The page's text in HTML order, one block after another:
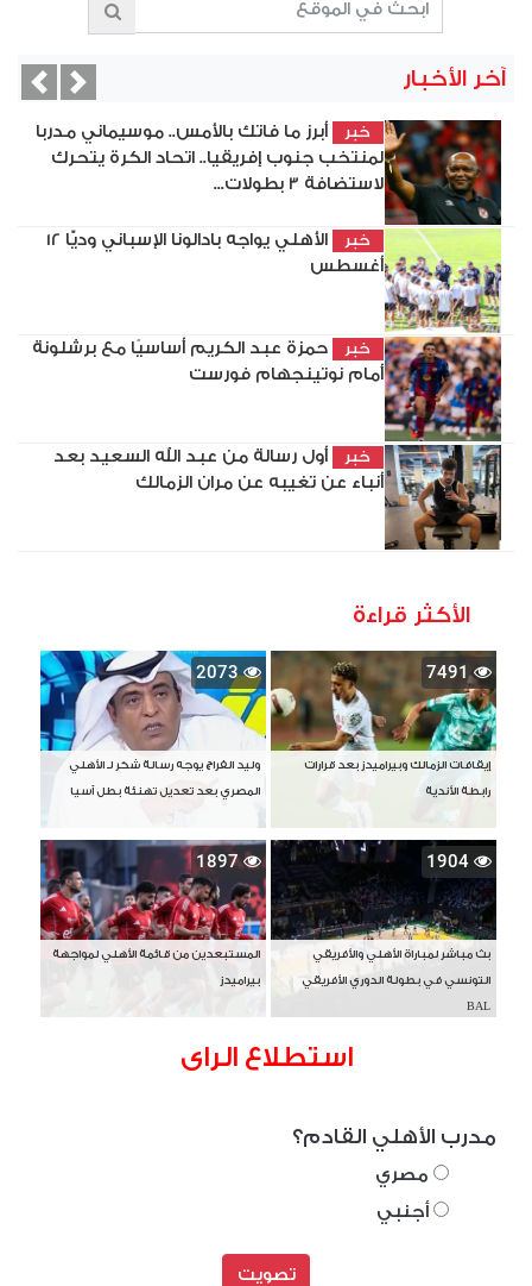
آخر الأخبار
خبر
أبرز ما فاتك بالأمس.. موسيماني مدربا
لمنتخب جنوب إفريقيا.. اتحاد الكرة يتحرك
لاستضافة 3 بطولات...
خبر
الأهلي يواجه بادالونا الإسباني وديًّا 12
أغسطس
خبر
حمزة عبد الكريم أساسيًا مع برشلونة
أمام نوتينجهام فورست
خبر
أول رسالة من عبد الله السعيد بعد
أنباء عن تغيبه عن مران الزمالك
Next
الأكثر قراءة
7491
إيقافات الزمالك وبيراميدز بعد قرارات
رابطة الأندية
2073
وليد الفراج يوجه رسالة شكر لـ الأهلي
المصري بعد تعديل تهنئة بطل آسيا
1904
بث مباشر لمباراة الأهلي والأفريقي
التونسي في بطولة الدوري الأفريقي
BAL
1897
المستبعدين من قائمة الأهلي لمواجهة
بيراميدز
استطلاع الراى
مدرب الأهلي القادم؟
مصري
أجنبي
تصويت